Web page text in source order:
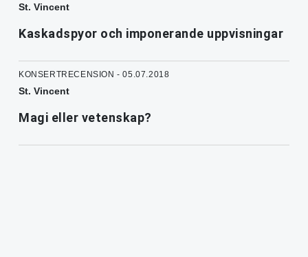
St. Vincent
Kaskadspyor och imponerande uppvisningar
KONSERTRECENSION - 05.07.2018
St. Vincent
Magi eller vetenskap?